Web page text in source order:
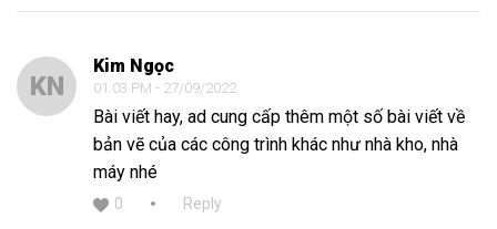
KN
Kim Ngọc
01:03 PM - 27/09/2022
Bài viết hay, ad cung cấp thêm một số bài viết về
bản vẽ của các công trình khác như nhà kho, nhà
máy nhé
0 Reply